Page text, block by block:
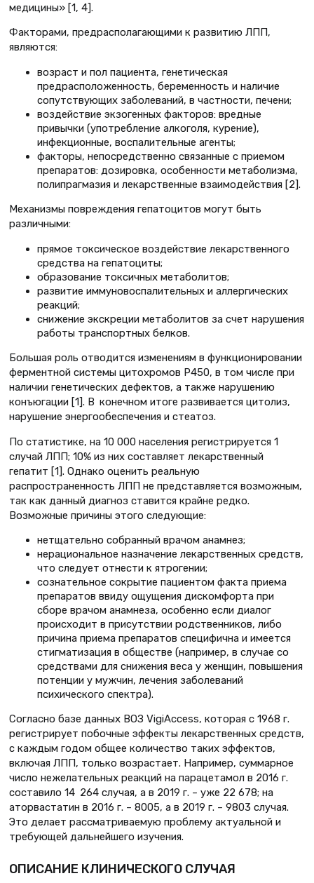
медицины» [1, 4].
Факторами, предрасполагающими к развитию ЛПП,
являются:
возраст и пол пациента, генетическая
предрасположенность, беременность и наличие
сопутствующих заболеваний, в частности, печени;
воздействие экзогенных факторов: вредные
привычки (употребление алкоголя, курение),
инфекционные, воспалительные агенты;
факторы, непосредственно связанные с приемом
препаратов: дозировка, особенности метаболизма,
полипрагмазия и лекарственные взаимодействия [2].
Механизмы повреждения гепатоцитов могут быть
различными:
прямое токсическое воздействие лекарственного
средства на гепатоциты;
образование токсичных метаболитов;
развитие иммуновоспалительных и аллергических
реакций;
снижение экскреции метаболитов за счет нарушения
работы транспортных белков.
Большая роль отводится изменениям в функционировании
ферментной системы цитохромов P450, в том числе при
наличии генетических дефектов, а также нарушению
конъюгации [1]. В конечном итоге развивается цитолиз,
нарушение энергообеспечения и стеатоз.
По статистике, на 10 000 населения регистрируется 1
случай ЛПП; 10% из них составляет лекарственный
гепатит [1]. Однако оценить реальную
распространенность ЛПП не представляется возможным,
так как данный диагноз ставится крайне редко.
Возможные причины этого следующие:
нетщательно собранный врачом анамнез;
нерациональное назначение лекарственных средств,
что следует отнести к ятрогении;
сознательное сокрытие пациентом факта приема
препаратов ввиду ощущения дискомфорта при
сборе врачом анамнеза, особенно если диалог
происходит в присутствии родственников, либо
причина приема препаратов специфична и имеется
стигматизация в обществе (например, в случае со
средствами для снижения веса у женщин, повышения
потенции у мужчин, лечения заболеваний
психического спектра).
Согласно базе данных ВОЗ VigiAccess, которая с 1968 г.
регистрирует побочные эффекты лекарственных средств,
с каждым годом общее количество таких эффектов,
включая ЛПП, только возрастает. Например, суммарное
число нежелательных реакций на парацетамол в 2016 г.
составило 14 264 случая, а в 2019 г. – уже 22 678; на
аторвастатин в 2016 г. – 8005, а в 2019 г. – 9803 случая.
Это делает рассматриваемую проблему актуальной и
требующей дальнейшего изучения.
ОПИСАНИЕ КЛИНИЧЕСКОГО СЛУЧАЯ